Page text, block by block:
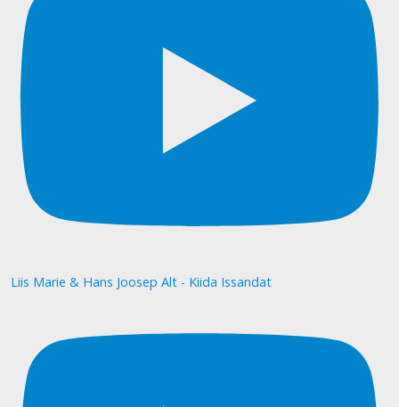
Liis Marie & Hans Joosep Alt - Kiida Issandat